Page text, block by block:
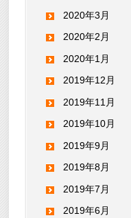
2020年3月
2020年2月
2020年1月
2019年12月
2019年11月
2019年10月
2019年9月
2019年8月
2019年7月
2019年6月